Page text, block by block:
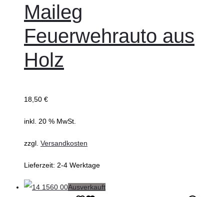
Maileg
Feuerwehrauto aus
Holz
18,50 €
inkl. 20 % MwSt.
zzgl. Versandkosten
Lieferzeit: 2-4 Werktage
Ausverkauft